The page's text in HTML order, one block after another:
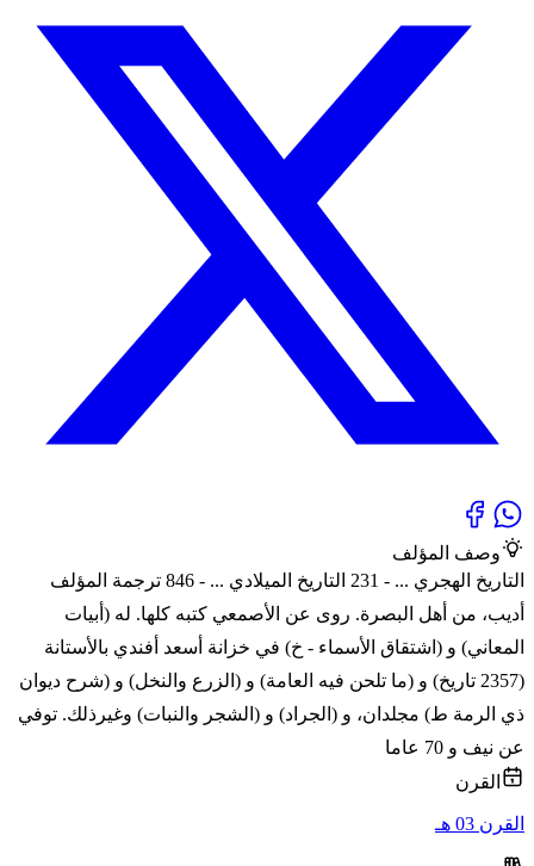
وصف المؤلف
التاريخ الهجري ... - 231 التاريخ الميلادي ... - 846 ترجمة المؤلف
أديب، من أهل البصرة. روى عن الأصمعي كتبه كلها. له (أبيات
المعاني) و (اشتقاق الأسماء - خ) في خزانة أسعد أفندي بالأستانة
(2357 تاريخ) و (ما تلحن فيه العامة) و (الزرع والنخل) و (شرح ديوان
ذي الرمة ط) مجلدان، و (الجراد) و (الشجر والنبات) وغيرذلك. توفي
عن نيف و 70 عاما
القرن
القرن 03 هـ